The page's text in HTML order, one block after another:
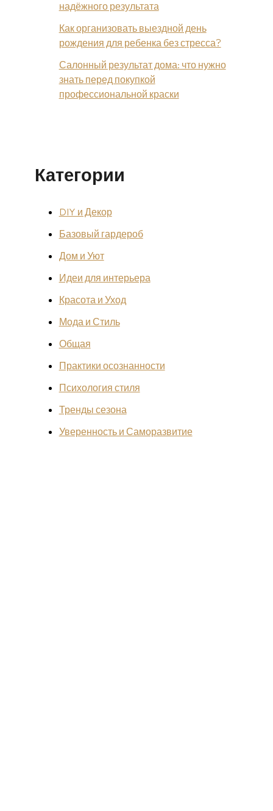
надёжного результата
Как организовать выездной день
рождения для ребенка без стресса?
Салонный результат дома: что нужно
знать перед покупкой
профессиональной краски
Категории
DIY и Декор
Базовый гардероб
Дом и Уют
Идеи для интерьера
Красота и Уход
Мода и Стиль
Общая
Практики осознанности
Психология стиля
Тренды сезона
Уверенность и Саморазвитие